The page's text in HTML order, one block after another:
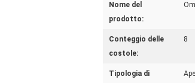
Nome del
prodotto:
Conteggio delle
costole:
8
Tipologia di